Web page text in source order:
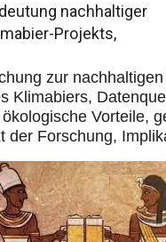
nachhaltiger
Projekts,
zur
Klimabiers,
Vorteile,
Forschung,